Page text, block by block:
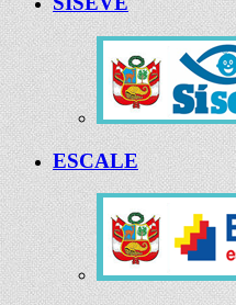
ESCALE